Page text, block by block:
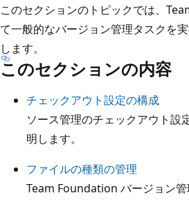
このセクションのトピックでは、
て一般的なバージョン管理タスクを
します。
このセクションの内容
チェックアウト設定の構成
ソース管理のチェックアウト設
明します。
ファイルの種類の管理
Team Foundation バージョン